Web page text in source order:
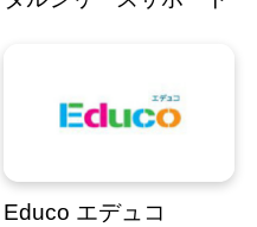
Educo エデュコ